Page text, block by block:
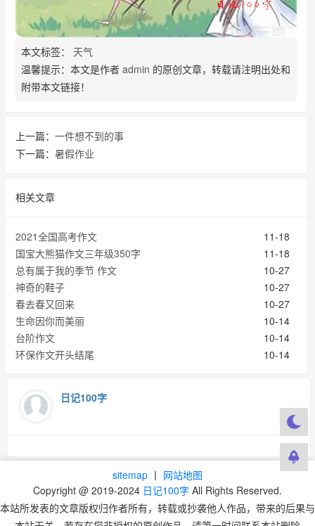
本文标签： 天气
温馨提示：本文是作者 admin 的原创文章，转载请注明出处和
附带本文链接！
上一篇： 一件想不到的事
下一篇： 暑假作业
相关文章
11-18
2021全国高考作文
11-18
国宝大熊猫作文三年级350字
10-27
总有属于我的季节 作文
10-27
神奇的鞋子
10-27
春去春又回来
10-14
生命因你而美丽
10-14
台阶作文
10-14
环保作文开头结尾
日记100字
sitemap 丨 网站地图
Copyright @ 2019-2024 日记100字 All Rights Reserved.
本站所发表的文章版权归作者所有，转载或抄袭他人作品，带来的后果与